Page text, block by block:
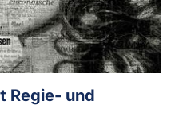
Regie- und